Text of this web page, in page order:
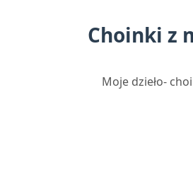
Choinki z
Moje dzieło-